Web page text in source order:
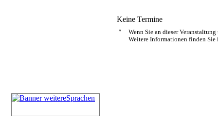
Keine Termine
*
Wenn Sie an dieser
Weitere Informationen finden Sie